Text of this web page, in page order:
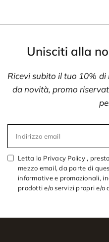
Unisciti alla
Ricevi subito il tuo 10%
da novità, promo
Indirizzo email
Letta la Privacy Policy ,
mezzo email, da parte di
informative e promozionali,
prodotti e/o servizi propri e/o